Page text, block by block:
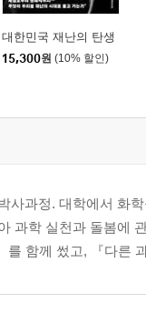
vision
대한민국 재난의 탄생
15,300원 (10% 할인)
사과정. 대학에서 화
과학 실천과 돌봄에
를 함께 썼고, 『다른